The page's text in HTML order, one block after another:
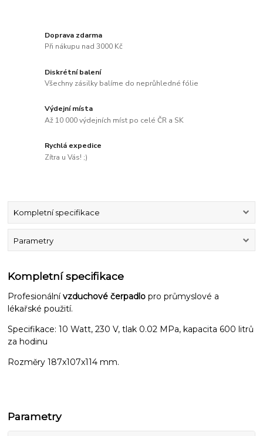
Doprava zdarma
Při nákupu nad 3000 Kč
Diskrétní balení
Všechny zásilky balíme do neprůhledné fólie
Výdejní místa
Až 10 000 výdejních míst po celé ČR a SK
Rychlá expedice
Zítra u Vás! ;)
Kompletní specifikace
Parametry
Kompletní specifikace
Profesionálnívzduchové čerpadlo pro průmyslové a
lékařské použití.
Specifikace: 10 Watt, 230 V, tlak 0.02 MPa, kapacita 600 litrů
za hodinu
Rozměry 187x107x114 mm.
Parametry